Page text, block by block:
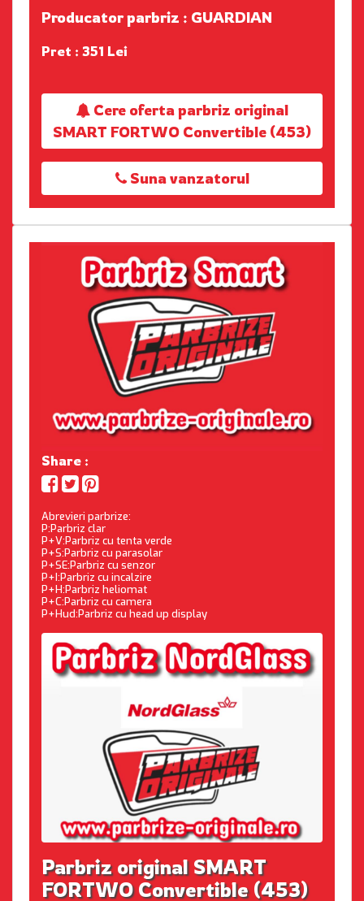
Producator parbriz : GUARDIAN
Pret : 351 Lei
Cere oferta parbriz original
SMART FORTWO Convertible (453)
Suna vanzatorul
Share :
Abrevieri parbrize:
P:Parbriz clar
P+V:Parbriz cu tenta verde
P+S:Parbriz cu parasolar
P+SE:Parbriz cu senzor
P+I:Parbriz cu incalzire
P+H:Parbriz heliomat
P+C:Parbriz cu camera
P+Hud:Parbriz cu head up display
Parbriz original SMART
FORTWO Convertible (453)